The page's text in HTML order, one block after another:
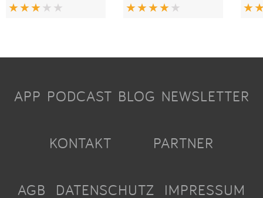
APP PODCAST BLOG NEWSLETTER
KONTAKT PARTNER
AGB DATENSCHUTZ IMPRESSUM